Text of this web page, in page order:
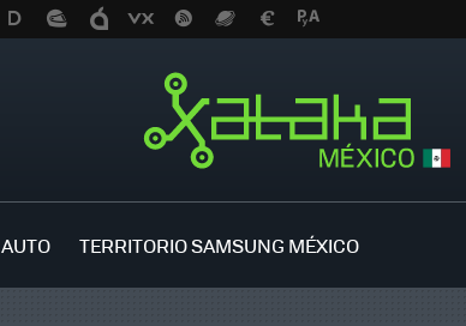
AUTO TERRITORIO SAMSUNG MÉXICO